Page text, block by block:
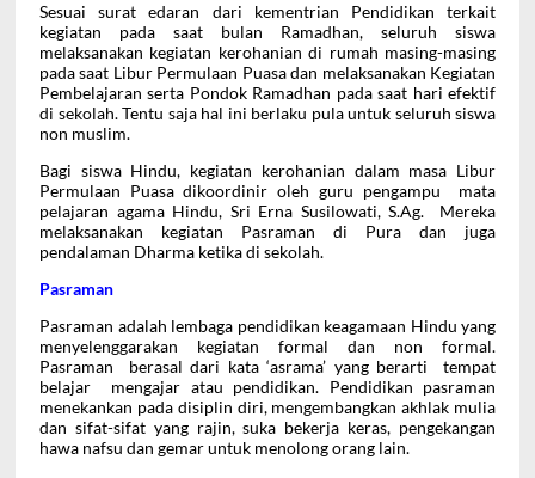
Sesuai surat edaran dari kementrian Pendidikan terkait
kegiatan pada saat bulan Ramadhan, seluruh siswa
melaksanakan kegiatan kerohanian di rumah masing-masing
pada saat Libur Permulaan Puasa dan melaksanakan Kegiatan
Pembelajaran serta Pondok Ramadhan pada saat hari efektif
di sekolah. Tentu saja hal ini berlaku pula untuk seluruh siswa
non muslim.
Bagi siswa Hindu, kegiatan kerohanian dalam masa Libur
Permulaan Puasa dikoordinir oleh guru pengampu mata
pelajaran agama Hindu, Sri Erna Susilowati, S.Ag. Mereka
melaksanakan kegiatan Pasraman di Pura dan juga
pendalaman Dharma ketika di sekolah.
Pasraman
Pasraman adalah lembaga pendidikan keagamaan Hindu yang
menyelenggarakan kegiatan formal dan non formal.
Pasraman berasal dari kata ‘asrama’ yang berarti tempat
belajar mengajar atau pendidikan. Pendidikan pasraman
menekankan pada disiplin diri, mengembangkan akhlak mulia
dan sifat-sifat yang rajin, suka bekerja keras, pengekangan
hawa nafsu dan gemar untuk menolong orang lain.